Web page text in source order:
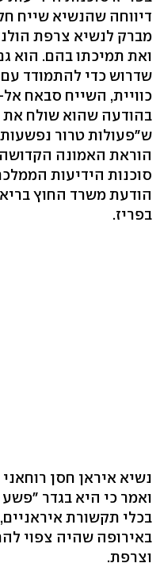
דיווחה שהנשיא שייח
מברק לנשיא צרפת
ואת תמיכתו בהם. הוא
שדרוש כדי להתמודד
כוויית, השייח סבאח
בהודעה שהוא שולח את
ש"פעולות טרור נפשעות
הוראת האמונה
סוכנות הידיעות
הודעת משרד החוץ
בפריז.
נשיא איראן חסן
ואמר כי היא בגדר "פשע
בכלי תקשורת
באירופה שהיה צפוי
וצרפת.